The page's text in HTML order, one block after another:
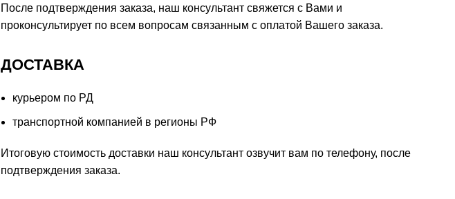
После подтверждения заказа, наш консультант свяжется с Вами и
проконсультирует по всем вопросам связанным с оплатой Вашего заказа.
ДОСТАВКА
курьером по РД
транспортной компанией в регионы РФ
Итоговую стоимость доставки наш консультант озвучит вам по телефону, после
подтверждения заказа.